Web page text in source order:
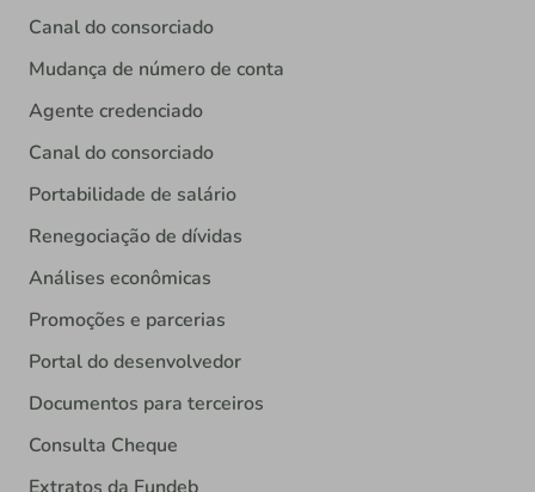
Canal do consorciado
Mudança de número de conta
Agente credenciado
Canal do consorciado
Portabilidade de salário
Renegociação de dívidas
Análises econômicas
Promoções e parcerias
Portal do desenvolvedor
Documentos para terceiros
Consulta Cheque
Extratos da Fundeb